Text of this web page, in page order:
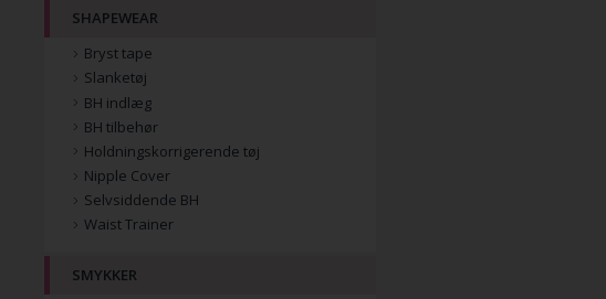
SHAPEWEAR
Bryst tape
Slanketøj
BH indlæg
BH tilbehør
Holdningskorrigerende tøj
Nipple Cover
Selvsiddende BH
Waist Trainer
SMYKKER